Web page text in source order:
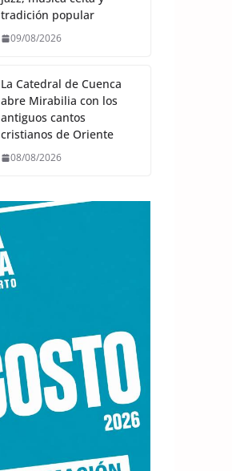
tradición popular
09/08/2026
La Catedral de Cuenca
abre Mirabilia con los
antiguos cantos
cristianos de Oriente
08/08/2026